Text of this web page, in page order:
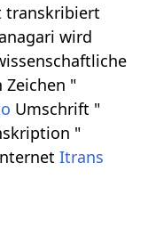
transkribiert
wird
"
Umschrift "
"
Itrans